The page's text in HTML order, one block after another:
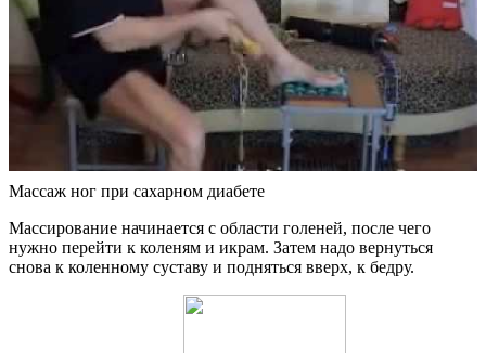
Массаж ног при сахарном диабете
Массирование начинается с области голеней, после чего
нужно перейти к коленям и икрам. Затем надо вернуться
снова к коленному суставу и подняться вверх, к бедру.